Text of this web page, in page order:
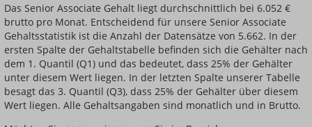
Einsteigerin / Einsteiger
Das Senior Associate Gehalt liegt durchschnittlich bei 6.052 €
brutto pro Monat. Entscheidend für unsere Senior Associate
Gehaltsstatistik ist die Anzahl der Datensätze von 5.662. In der
ersten Spalte der Gehaltstabelle befinden sich die Gehälter nach
dem 1. Quantil (Q1) und das bedeutet, dass 25% der Gehälter
unter diesem Wert liegen. In der letzten Spalte unserer Tabelle
besagt das 3. Quantil (Q3), dass 25% der Gehälter über diesem
Wert liegen. Alle Gehaltsangaben sind monatlich und in Brutto.